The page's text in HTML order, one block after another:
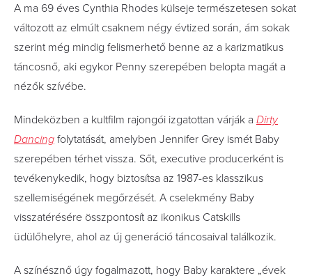
A ma 69 éves Cynthia Rhodes külseje természetesen sokat
változott az elmúlt csaknem négy évtized során, ám sokak
szerint még mindig felismerhető benne az a karizmatikus
táncosnő, aki egykor Penny szerepében belopta magát a
nézők szívébe.
Mindeközben a kultfilm rajongói izgatottan várják a Dirty
Dancing folytatását, amelyben Jennifer Grey ismét Baby
szerepében térhet vissza. Sőt, executive producerként is
tevékenykedik, hogy biztosítsa az 1987-es klasszikus
szellemiségének megőrzését. A cselekmény Baby
visszatérésére összpontosít az ikonikus Catskills
üdülőhelyre, ahol az új generáció táncosaival találkozik.
A színésznő úgy fogalmazott, hogy Baby karaktere „évek